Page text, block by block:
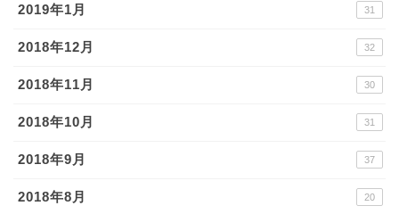
2019年1月 31
2018年12月 32
2018年11月 30
2018年10月 31
2018年9月 37
2018年8月 20